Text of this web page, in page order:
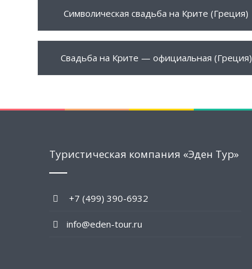
999 € ПОДРОБНЕЕ
Символическая свадьба на Крите (Греция)
1230 € ПОДРОБНЕЕ
Свадьба на Крите — официальная (Греция)
Туристическая компания «Эден Тур»
+7 (499) 390-6932
info@eden-tour.ru